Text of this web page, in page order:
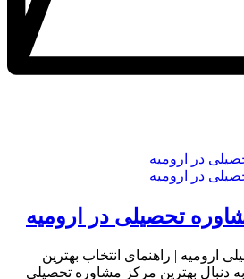
تحصیلی در ارومیه
ارومیه | راهنمای انتخاب بهترین
در سال ۱۴۰۵ اگر به دنبال بهترین مرکز مشاوره تحصیلی